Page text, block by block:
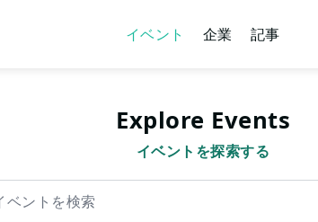
イベント 企業 記事
Explore Events
イベントを探索する